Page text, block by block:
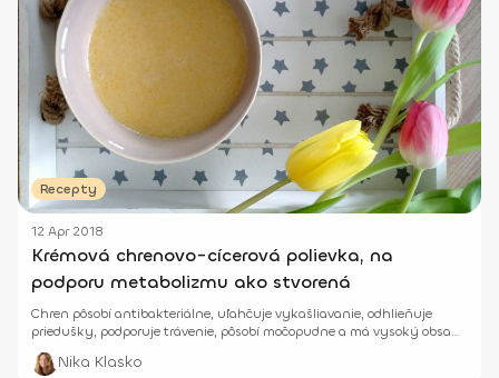
Recepty
12 Apr 2018
Krémová chrenovo-cícerová polievka, na
podporu metabolizmu ako stvorená
Chren pôsobí antibakteriálne, uľahčuje vykašliavanie, odhlieňuje
priedušky, podporuje trávenie, pôsobí močopudne a má vysoký obsah
vitamínu C. Cícerová polievka s ním je vhodná na podporu
metabolizmu.
Nika Klasko